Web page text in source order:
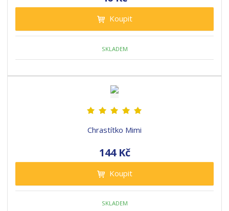
Koupit
SKLADEM
Chrastítko Mimi
144 Kč
Koupit
SKLADEM